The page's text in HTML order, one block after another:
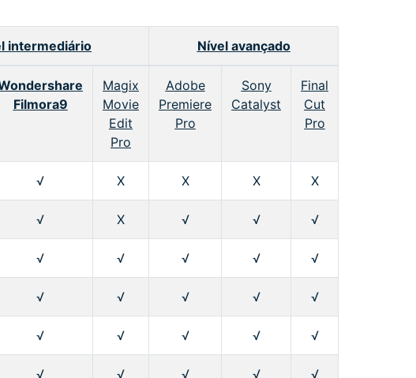
intermediário Nível avançado
Filmora9
Magix
Movie
Edit
Pro
Adobe
Premiere
Pro
Sony
Catalyst
Final
Cut
Pro
√ X X X X
√ X √ √ √
√ √ √ √ √
√ √ √ √ √
√ √ √ √ √
√ √ √ √ √